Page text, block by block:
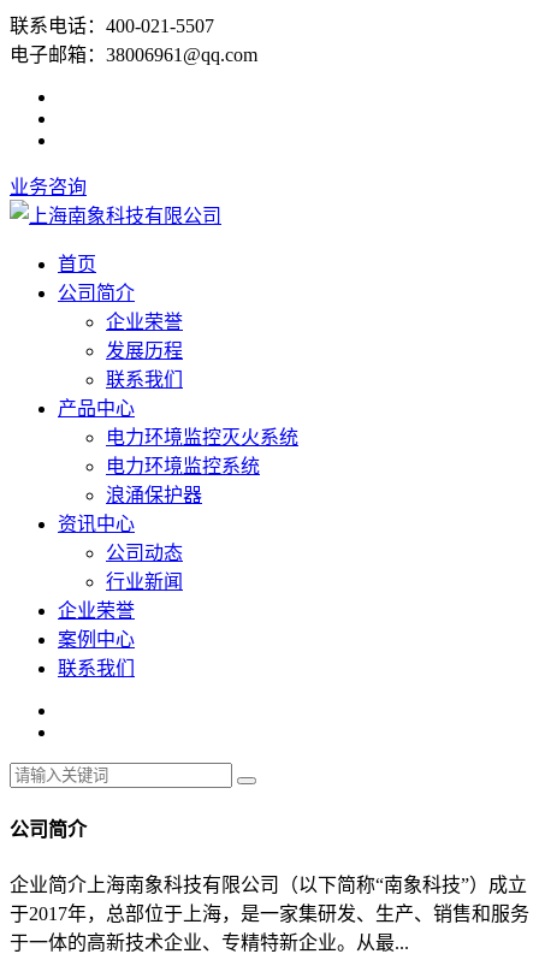
联系电话：400-021-5507
电子邮箱：38006961@qq.com
业务咨询
首页
公司简介
企业荣誉
发展历程
联系我们
产品中心
电力环境监控灭火系统
电力环境监控系统
浪涌保护器
资讯中心
公司动态
行业新闻
企业荣誉
案例中心
联系我们
公司简介
企业简介上海南象科技有限公司（以下简称“南象科技”）成立
于2017年，总部位于上海，是一家集研发、生产、销售和服务
于一体的高新技术企业、专精特新企业。从最...